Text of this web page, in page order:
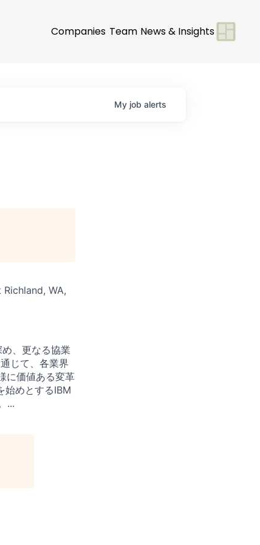
Companies Team News & Insights
My job alerts
Richland, WA,
、更なる協業
じて、各業界
に価値ある変革
始めとするIBM
...